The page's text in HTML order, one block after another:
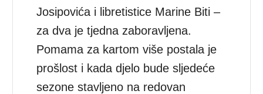
Josipovića i libretistice Marine Biti –
za dva je tjedna zaboravljena.
Pomama za kartom više postala je
prošlost i kada djelo bude sljedeće
sezone stavljeno na redovan